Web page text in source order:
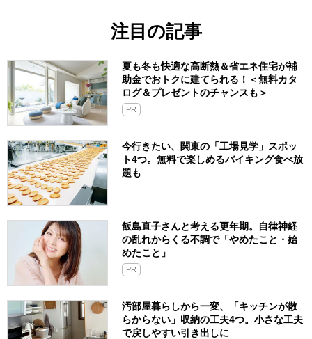
注目の記事
夏も冬も快適な高断熱＆省エネ住宅が補
助金でおトクに建てられる！＜無料カタ
ログ＆プレゼントのチャンスも＞
PR
今行きたい、関東の「工場見学」スポッ
ト4つ。無料で楽しめるバイキング食べ放
題も
飯島直子さんと考える更年期。自律神経
の乱れからくる不調で「やめたこと・始
めたこと」
PR
汚部屋暮らしから一変、「キッチンが散
らからない」収納の工夫4つ。小さな工夫
で戻しやすい引き出しに